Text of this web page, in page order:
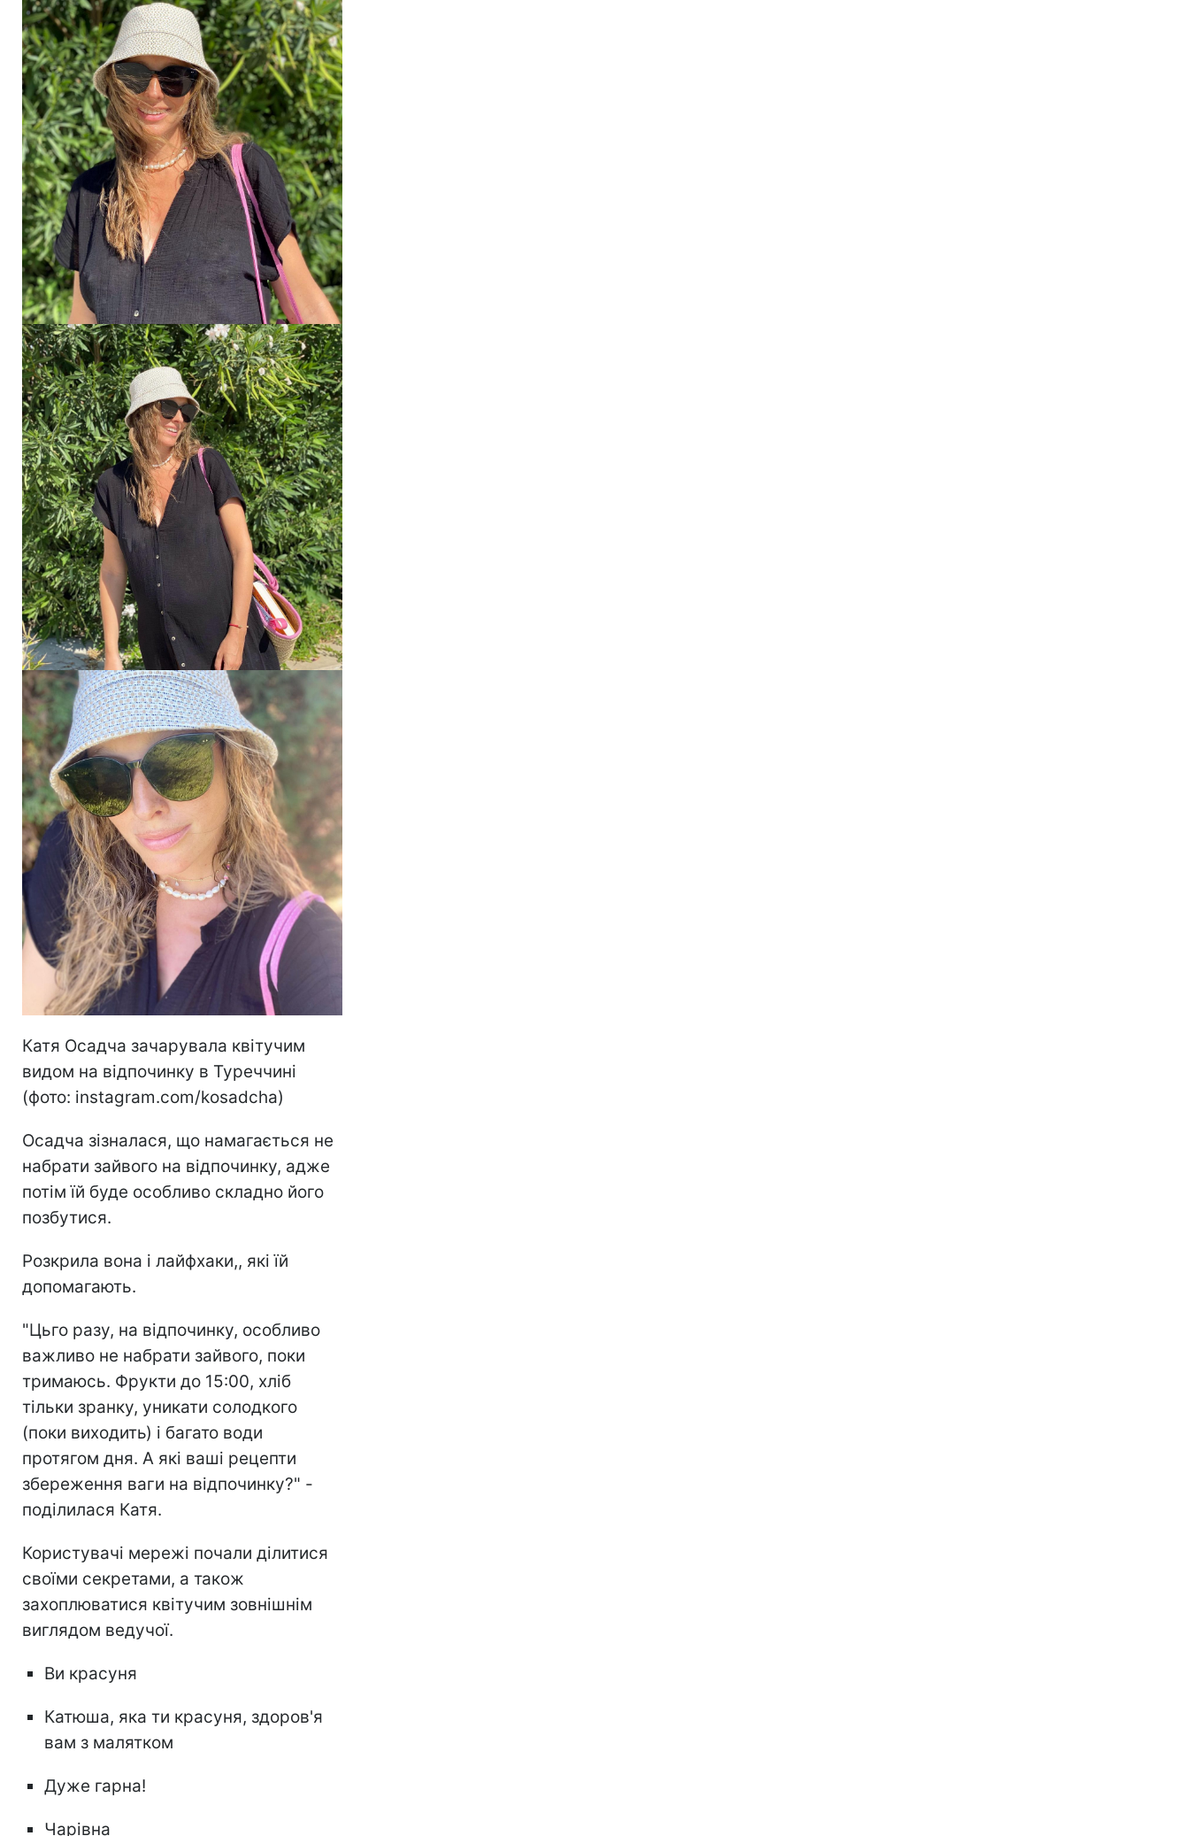
Катя Осадча зачарувала квітучим
видом на відпочинку в Туреччині
(фото: instagram.com/kosadcha)
Осадча зізналася, що намагається не
набрати зайвого на відпочинку, адже
потім їй буде особливо складно його
позбутися.
Розкрила вона і лайфхаки,, які їй
допомагають.
"Цьго разу, на відпочинку, особливо
важливо не набрати зайвого, поки
тримаюсь. Фрукти до 15:00, хліб
тільки зранку, уникати солодкого
(поки виходить) і багато води
протягом дня. А які ваші рецепти
збереження ваги на відпочинку?" -
поділилася Катя.
Користувачі мережі почали ділитися
своїми секретами, а також
захоплюватися квітучим зовнішнім
виглядом ведучої.
Ви красуня
Катюша, яка ти красуня, здоров'я
вам з малятком
Дуже гарна!
Чарівна